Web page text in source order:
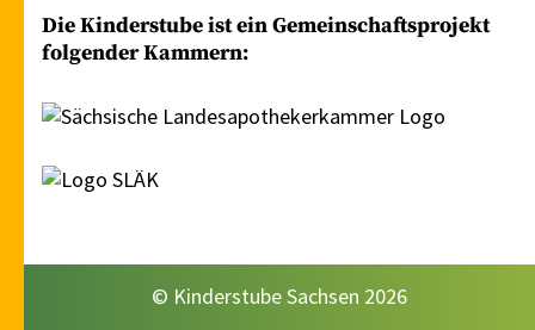
Die Kinderstube ist ein Gemeinschaftsprojekt
folgender Kammern:
© Kinderstube Sachsen 2026